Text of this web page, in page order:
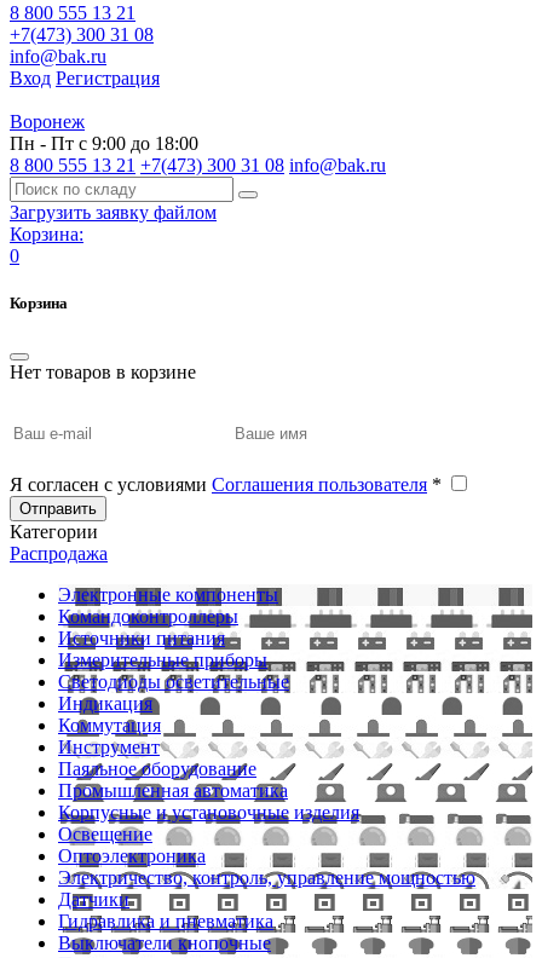
8 800 555 13 21
+7(473) 300 31 08
info@bak.ru
Вход Регистрация
Воронеж
Пн - Пт с 9:00 до 18:00
8 800 555 13 21 +7(473) 300 31 08 info@bak.ru
Загрузить заявку файлом
Корзина:
0
Корзина
Нет товаров в корзине
Я согласен с условиями Соглашения пользователя *
Отправить
Категории
Распродажа
Электронные компоненты
Командоконтроллеры
Источники питания
Измерительные приборы
Светодиоды осветительные
Индикация
Коммутация
Инструмент
Паяльное оборудование
Промышленная автоматика
Корпусные и установочные изделия
Освещение
Оптоэлектроника
Электричество, контроль, управление мощностью
Датчики
Гидравлика и пневматика
Выключатели кнопочные